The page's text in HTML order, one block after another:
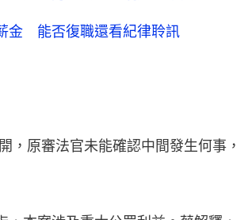
金 能否復職還看紀律聆訊
，原審法官未能確認中間發生何事，